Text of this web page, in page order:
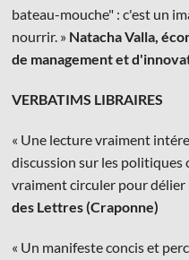
bateau-mouche" : c'est un
nourrir. »Natacha Valla,
de management et
VERBATIMS LIBRAIRES
« Une lecture vraiment
discussion sur les politiques
vraiment circuler pour délier
des Lettres (Craponne)
« Un manifeste concis et